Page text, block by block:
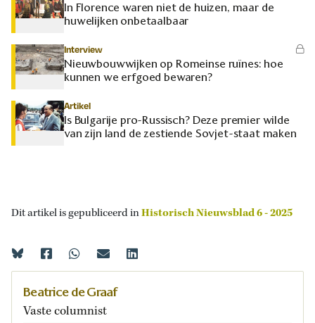
In Florence waren niet de huizen, maar de
huwelijken onbetaalbaar
Interview
Nieuwbouwwijken op Romeinse ruïnes: hoe
kunnen we erfgoed bewaren?
Artikel
Is Bulgarije pro-Russisch? Deze premier wilde
van zijn land de zestiende Sovjet-staat maken
Dit artikel is gepubliceerd inHistorisch Nieuwsblad 6 - 2025
Beatrice de Graaf
Vaste columnist